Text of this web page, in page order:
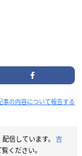
事の内容について報告する
信しています。 吉
ください。